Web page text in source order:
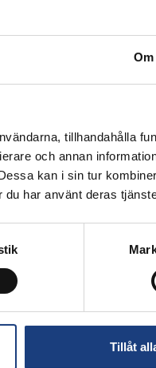
Om
tillhandahålla
och annan
kan i sin tur
har använt deras
Tillåt
I
Prix